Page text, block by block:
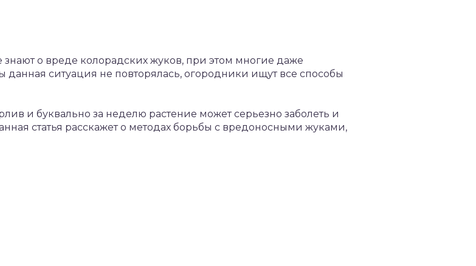
о вреде колорадских жуков, при этом многие даже
ситуация не повторялась, огородники ищут все способы
и буквально за неделю растение может серьезно заболеть и
статья расскажет о методах борьбы с вредоносными жуками,